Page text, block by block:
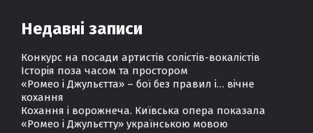
Недавні записи
Конкурс на посади артистів солістів-вокалістів
Історія поза часом та простором
«Ромео і Джульєтта» – бої без правил і… вічне
кохання
Кохання і ворожнеча. Київська опера показала
«Ромео і Джульєтту» українською мовою